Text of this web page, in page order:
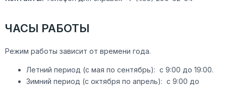
ЧАСЫ РАБОТЫ
Режим работы зависит от времени года.
Летний период (с мая по сентябрь): с 9:00 до 19:00.
Зимний период (с октября по апрель): с 9:00 до